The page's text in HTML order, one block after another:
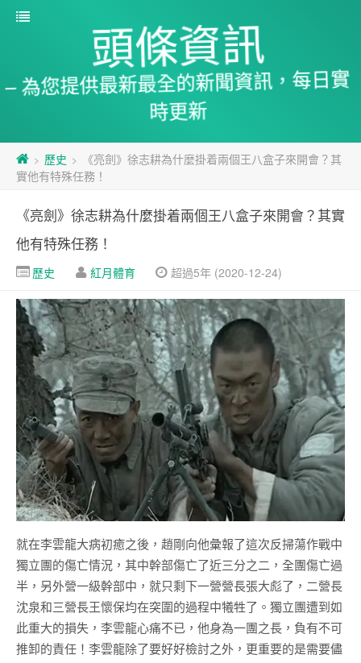
頭條資訊
– 為您提供最新最全的新聞資訊，每日實
時更新
> 歷史 >
《亮劍》徐志耕為什麼掛着兩個王八盒子來開會？其
實他有特殊任務！
《亮劍》徐志耕為什麼掛着兩個王八盒子來開會？其實
他有特殊任務！
歷史 紅月體育 超過5年 (2020-12-24)
就在李雲龍大病初癒之後，趙剛向他彙報了這次反掃蕩作戰中
獨立團的傷亡情況，其中幹部傷亡了近三分之二，全團傷亡過
半，另外營一級幹部中，就只剩下一營營長張大彪了，二營長
沈泉和三營長王懷保均在突圍的過程中犧牲了。獨立團遭到如
此重大的損失，李雲龍心痛不已，他身為一團之長，負有不可
推卸的責任！李雲龍除了要好好檢討之外，更重要的是需要儘